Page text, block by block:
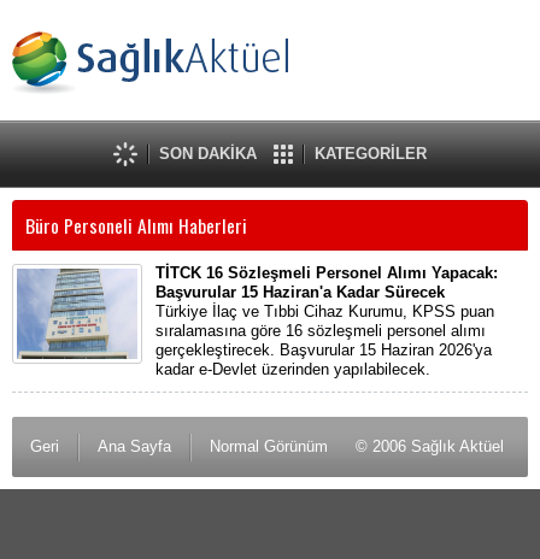
SON DAKİKA KATEGORİLER
Büro Personeli Alımı Haberleri
TİTCK 16 Sözleşmeli Personel Alımı Yapacak:
Başvurular 15 Haziran'a Kadar Sürecek
Türkiye İlaç ve Tıbbi Cihaz Kurumu, KPSS puan
sıralamasına göre 16 sözleşmeli personel alımı
gerçekleştirecek. Başvurular 15 Haziran 2026'ya
kadar e-Devlet üzerinden yapılabilecek.
Geri Ana Sayfa Normal Görünüm © 2006 Sağlık Aktüel